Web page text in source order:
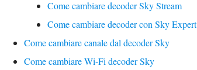
Come cambiare decoder Sky Stream
Come cambiare decoder con Sky Expert
Come cambiare canale dal decoder Sky
Come cambiare Wi-Fi decoder Sky